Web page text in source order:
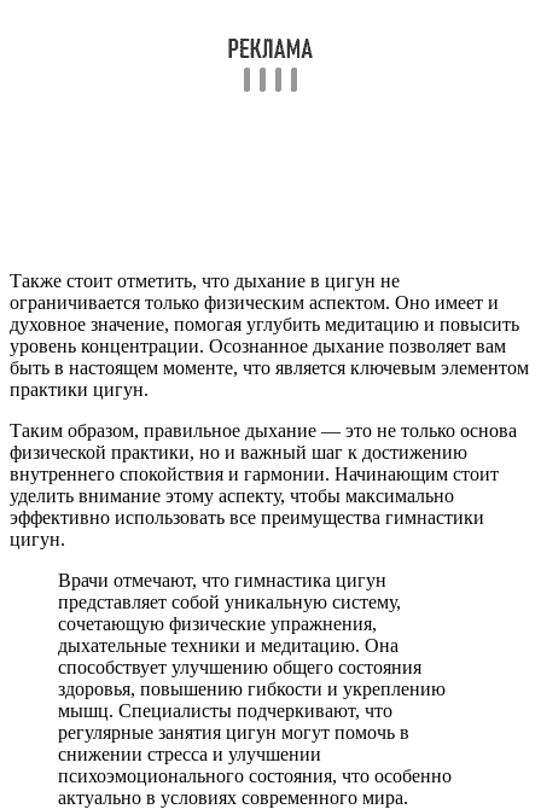
Также стоит отметить, что дыхание в цигун не
ограничивается только физическим аспектом. Оно имеет и
духовное значение, помогая углубить медитацию и повысить
уровень концентрации. Осознанное дыхание позволяет вам
быть в настоящем моменте, что является ключевым элементом
практики цигун.
Таким образом, правильное дыхание — это не только основа
физической практики, но и важный шаг к достижению
внутреннего спокойствия и гармонии. Начинающим стоит
уделить внимание этому аспекту, чтобы максимально
эффективно использовать все преимущества гимнастики
цигун.
Врачи отмечают, что гимнастика цигун
представляет собой уникальную систему,
сочетающую физические упражнения,
дыхательные техники и медитацию. Она
способствует улучшению общего состояния
здоровья, повышению гибкости и укреплению
мышц. Специалисты подчеркивают, что
регулярные занятия цигун могут помочь в
снижении стресса и улучшении
психоэмоционального состояния, что особенно
актуально в условиях современного мира.